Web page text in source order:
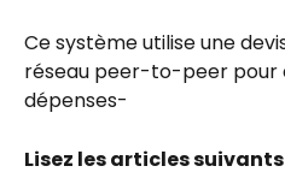
Ce système utilise une
réseau peer-to-peer pour
dépenses-
Lisez les articles